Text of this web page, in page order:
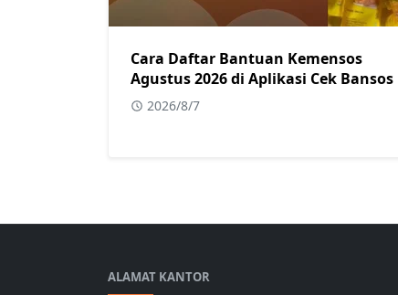
Cara Daftar Bantuan Kemensos
Agustus 2026 di Aplikasi Cek Bansos
2026/8/7
ALAMAT KANTOR